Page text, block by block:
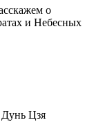
о
и Небесных
Цзя